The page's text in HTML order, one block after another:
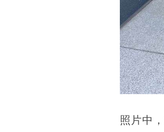
照片中，